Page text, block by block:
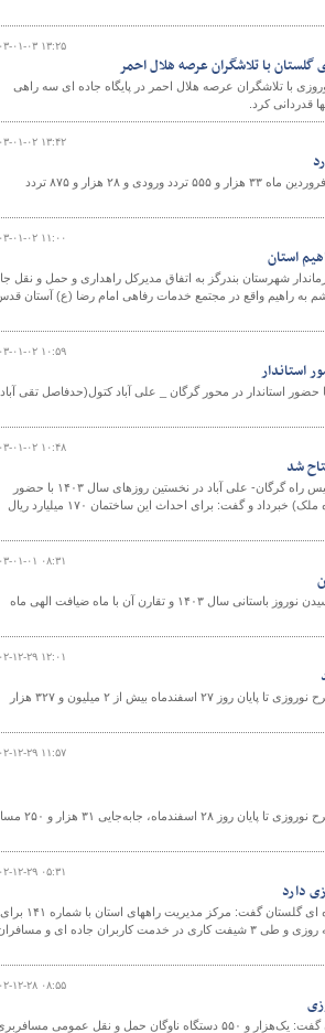
۱۴۰۳-۰۱-۰۳
با تلاشگران عرصه هلال احمر
با تلاشگران عرصه هلال احمر در پایگاه جاده ای سه راهی
قدردانی کرد.
۱۴۰۳-۰۱-۰۲
مدیرکل راهداری و حمل و نقل جاده ای گلستان گفت: در روز یکم فروردین ماه ۳۳ هزار و ۵۵۵ تردد ورودی و ۲۸ هزار و ۸۷۵ تردد
۱۴۰۳-۰۱-۰۲
استان
شهرستان بندرگز به اتفاق مدیرکل راهداری و حمل و نقل
به راهیم واقع در مجتمع خدمات رفاهی امام رضا (ع) آستان
۱۴۰۳-۰۱-۰۲
استاندار
پلیس راه گرگان- علی آباد در نخستین روزهای سال ۱۴۰۳ با حضور استاندار در محور گرگان _ علی آباد کتول(حدفاصل تقی
۱۴۰۳-۰۱-۰۲
شد
مدیرکل راهداری و حمل و نقل جاده ای گلستان از افتتاح پاسگاه پلیس راه گرگان- علی آباد در نخستین روزهای سال ۱۴۰۳ با حضور
استاندار در محور گرگان _ علی آباد کتول(حدفاصل تقی آباد به نوده ملک) خبرداد و گفت: برای احداث این ساختمان ۱۷۰ میلیارد ریال
۱۴۰۳-۰۱-۰۱
مدیرکل راهداری و حمل و نقل جاده ای گلستان طی پیامی، فرا رسیدن نوروز باستانی سال ۱۴۰۳ و تقارن آن با ماه ضیافت الهی ماه
۱۴۰۲-۱۲-۲۹
مدیرکل راهداری و حمل و نقل جاده ای گلستان گفت: از ابتدای طرح نوروزی تا پایان روز ۲۷ اسفندماه بیش از ۲ میلیون و ۳۲۷ هزار
۱۴۰۲-۱۲-۲۹
مدیرکل راهداری و حمل و نقل جاده ای گلستان گفت: از ابتدای طرح نوروزی تا پایان
۱۴۰۲-۱۲-۲۹
معاون فنی و راههای روستایی اداره کل راهداری و حمل و نقل جاده ای گلستان گفت: مرکز مدیریت راههای استان با شماره ۱۴۱ برای
ارائه آخرین وضعیت تردد محورهای استان در ایام نوروز بطور شبانه روزی و طی ۳ شیفت کاری در خدمت کاربران جاده ای و
۱۴۰۲-۱۲-۲۸
معاون حمل و نقل اداره کل راهداری و حمل و نقل جاده‌ای گلستان گفت: یک‌هزار و ۵۵۰ دستگاه ناوگان حمل و نقل عمومی